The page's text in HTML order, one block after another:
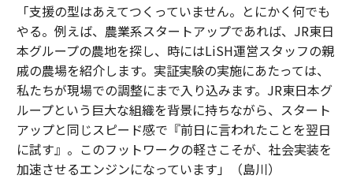
「支援の型はあえてつくっていません。とにかく何でも
やる。例えば、農業系スタートアップであれば、JR東日
本グループの農地を探し、時にはLiSH運営スタッフの親
戚の農場を紹介します。実証実験の実施にあたっては、
私たちが現場での調整にまで入り込みます。JR東日本グ
ループという巨大な組織を背景に持ちながら、スタート
アップと同じスピード感で『前日に言われたことを翌日
に試す』。このフットワークの軽さこそが、社会実装を
加速させるエンジンになっています」（島川）